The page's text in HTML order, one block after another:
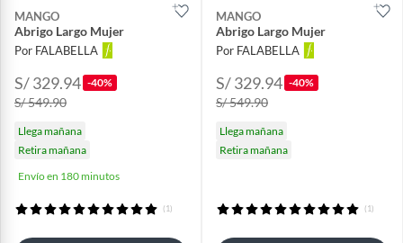
MANGO
Abrigo Largo Mujer
Por FALABELLA
S/ 329.94 -40%
S/ 549.90
Llega mañana
Retira mañana
Envío en 180 minutos
(1)
MANGO
Abrigo Largo Mujer
Por FALABELLA
S/ 329.94 -40%
S/ 549.90
Llega mañana
Retira mañana
(1)